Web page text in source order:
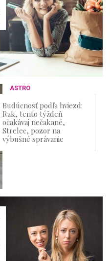
ASTRO
Budúcnosť podľa hviezd:
Rak, tento týždeň
očakávaj nečakané,
Strelec, pozor na
výbušné správanie